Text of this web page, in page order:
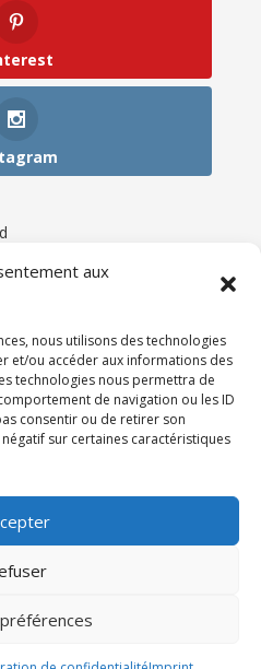
aux
nous utilisons des technologies
et/ou accéder aux informations des
technologies nous permettra de
de navigation ou les ID
consentir ou de retirer son
sur certaines caractéristiques
Partenaires
Tarifs
Espace Client